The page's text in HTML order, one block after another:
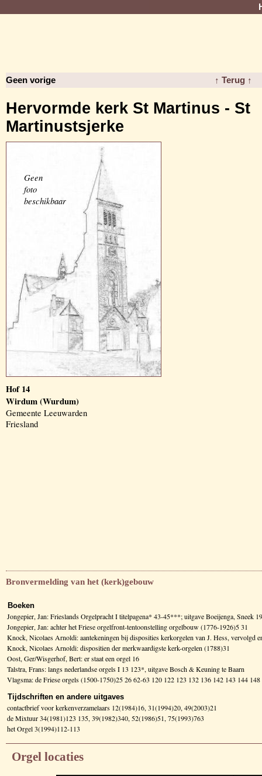
Geen vorige ↑ Terug ↑
Hervormde kerk St Martinus - St
Martinustsjerke
Geen
foto
beschikbaar
Hof 14
Wirdum (Wurdum)
Gemeente Leeuwarden
Friesland
Bronvermelding van het (kerk)gebouw
Boeken
Jongepier, Jan: Frieslands Orgelpracht I titelpagena* 43-45***; uitgave Boeijenga, Sneek
Jongepier, Jan: achter het Friese orgelfront-tentoonstelling orgelbouw (1776-1926)5 31
Knock, Nicolaes Arnoldi: aantekeningen bij disposities kerkorgelen van J. Hess,
Knock, Nicolaes Arnoldi: dispositien der merkwaardigste kerk-orgelen (1788)31
Oost, Ger/Wisgerhof, Bert: er staat een orgel 16
Talstra, Frans: langs nederlandse orgels I 13 123*, uitgave Bosch & Keuning te Baarn
Vlagsma: de Friese orgels (1500-1750)25 26 62-63 120 122 123 132 136 142 143 144
Tijdschriften en andere uitgaves
contactbrief voor kerkenverzamelaars 12(1984)16, 31(1994)20, 49(2003)21
de Mixtuur 34(1981)123 135, 39(1982)340, 52(1986)51, 75(1993)763
het Orgel 3(1994)112-113
Orgel locaties